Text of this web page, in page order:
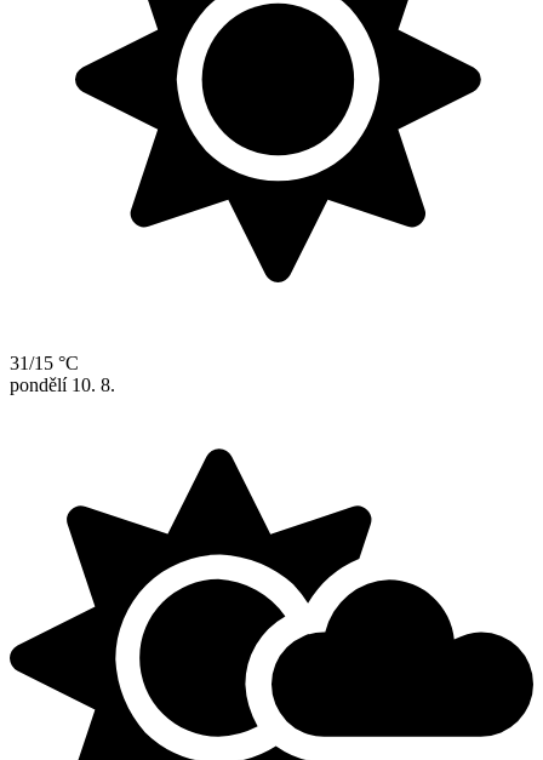
31/15 °C
pondělí 10. 8.